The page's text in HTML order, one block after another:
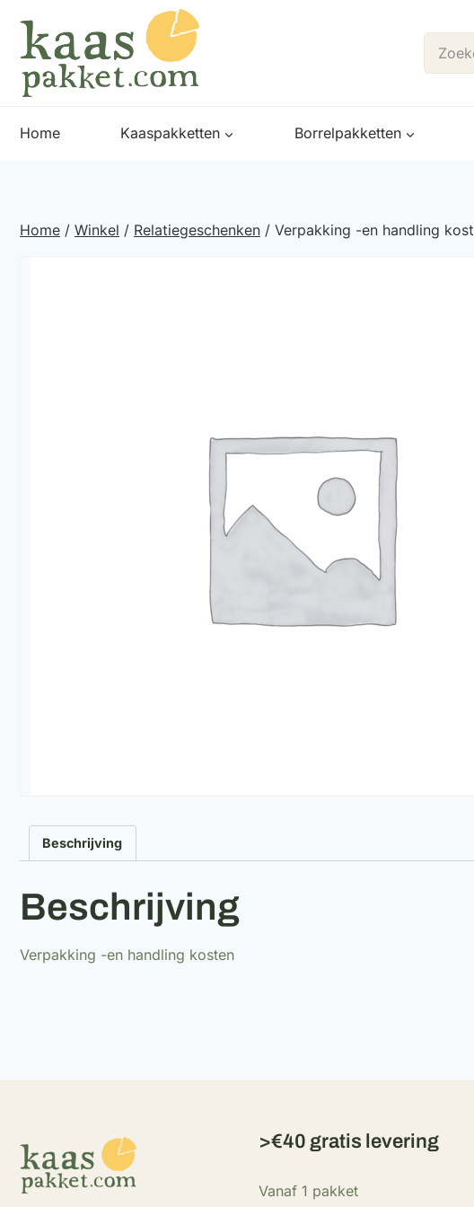
naar
inhoud
Zoeken
naar:
Home Kaaspakketten Borrelpakketten
Home / Winkel / Relatiegeschenken / Verpakking -en handling
Beschrijving
Beschrijving
Verpakking -en handling kosten
>€40 gratis levering
Vanaf 1 pakket